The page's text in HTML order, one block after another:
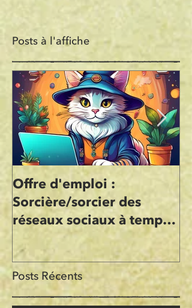
Posts à l'affiche
Offre d'emploi :
Sorcière/sorcier des
réseaux sociaux à temps
partiel (Freelance)
Posts Récents